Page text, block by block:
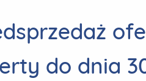
do dnia